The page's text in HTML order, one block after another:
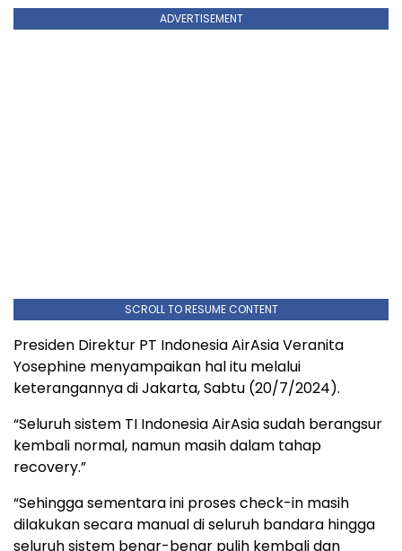
ADVERTISEMENT
SCROLL TO RESUME CONTENT
Presiden Direktur PT Indonesia AirAsia Veranita
Yosephine menyampaikan hal itu melalui
keterangannya di Jakarta, Sabtu (20/7/2024).
“Seluruh sistem TI Indonesia AirAsia sudah berangsur
kembali normal, namun masih dalam tahap
recovery.”
“Sehingga sementara ini proses check-in masih
dilakukan secara manual di seluruh bandara hingga
seluruh sistem benar-benar pulih kembali dan